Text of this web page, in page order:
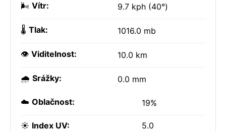
🌬️ Vítr: 9.7 kph (40°)
🌡️ Tlak: 1016.0 mb
👁️ Viditelnost: 10.0 km
🌧️ Srážky: 0.0 mm
☁️ Oblačnost: 19%
☀️ Index UV: 5.0